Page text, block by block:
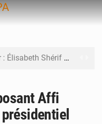
Zinder : Élisabeth Shérif visite l’école Birni Garçon
Affi